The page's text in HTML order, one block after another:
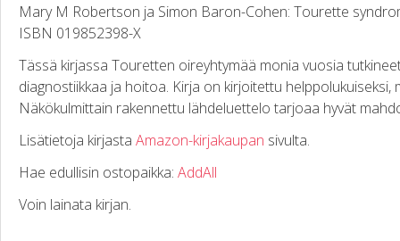
Mary M Robertson ja Simon Baron-Cohen: Tourette
ISBN 019852398-X
Tässä kirjassa Touretten oireyhtymää monia vuosia
diagnostiikkaa ja hoitoa. Kirja on kirjoitettu
Näkökulmittain rakennettu lähdeluettelo tarjoaa hyvät
Lisätietoja kirjasta Amazon-kirjakaupan sivulta.
Hae edullisin ostopaikka: AddAll
Voin lainata kirjan.